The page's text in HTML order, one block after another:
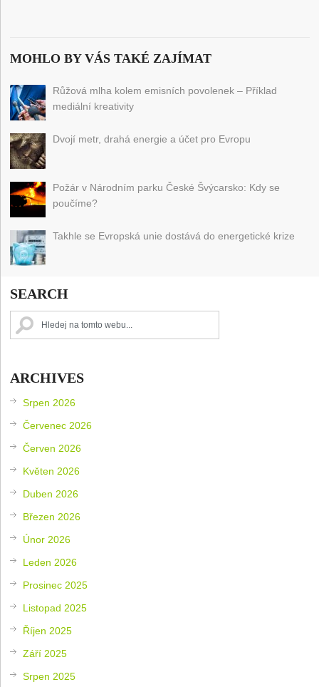
MOHLO BY VÁS TAKÉ ZAJÍMAT
Růžová mlha kolem emisních povolenek – Příklad
mediální kreativity
Dvojí metr, drahá energie a účet pro Evropu
Požár v Národním parku České Švýcarsko: Kdy se
poučíme?
Takhle se Evropská unie dostává do energetické krize
SEARCH
ARCHIVES
Srpen 2026
Červenec 2026
Červen 2026
Květen 2026
Duben 2026
Březen 2026
Únor 2026
Leden 2026
Prosinec 2025
Listopad 2025
Říjen 2025
Září 2025
Srpen 2025